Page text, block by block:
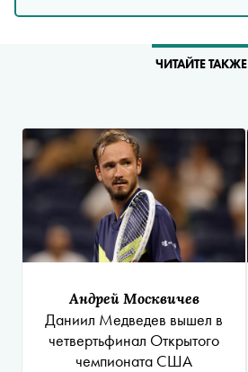
ЧИТАЙТЕ ТАКЖЕ
Андрей Москвичев
Даниил Медведев вышел в
четвертьфинал Открытого
чемпионата США